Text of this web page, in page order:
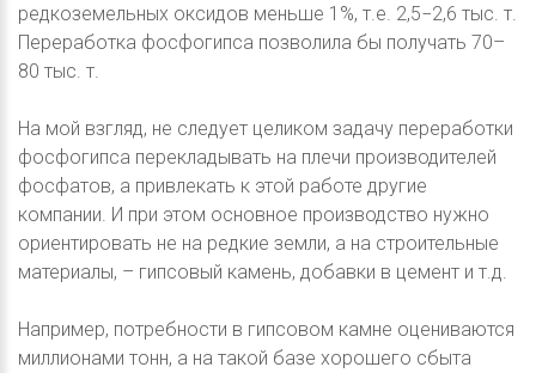
редкоземельных оксидов меньше 1%, т.е. 2,5−2,6 тыс. т.
Переработка фосфогипса позволила бы получать 70–
80 тыс. т.
На мой взгляд, не следует целиком задачу переработки
фосфогипса перекладывать на плечи производителей
фосфатов, а привлекать к этой работе другие
компании. И при этом основное производство нужно
ориентировать не на редкие земли, а на строительные
материалы, – гипсовый камень, добавки в цемент и т.д.
Например, потребности в гипсовом камне оцениваются
миллионами тонн, а на такой базе хорошего сбыта